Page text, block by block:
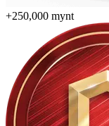
+250,000 mynt